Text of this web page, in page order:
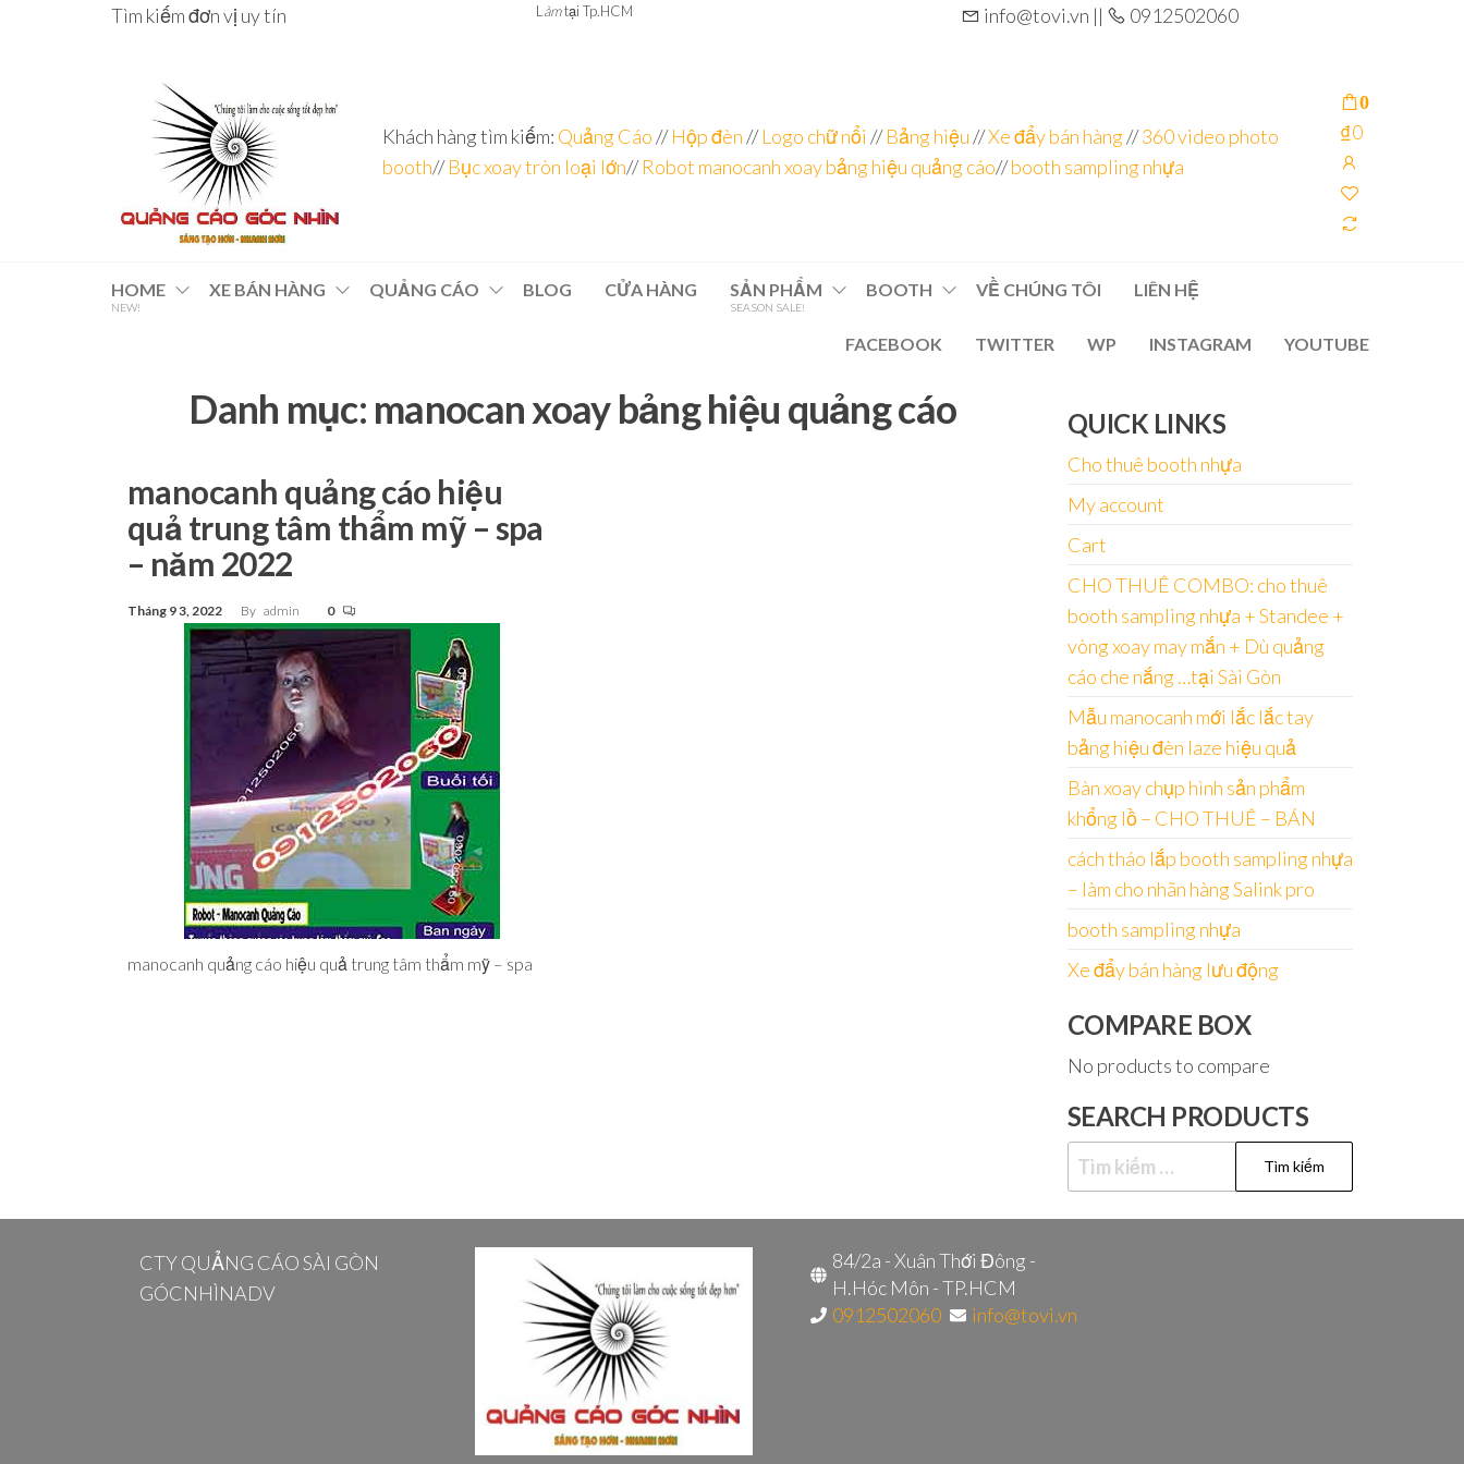
Tìm kiếm đơn vị uy tín L àmtại Tp.HCM info@tovi.vn || 0912502060
chuyên
sâu – 8
nghiệm
Agency –
nhà sản
bày… tại
Tp.Hồ
Chí Minh
Khách hàng tìm kiếm: Quảng Cáo//Hộp đèn//Logo chữ nổi //Bảng hiệu//Xe đẩy bán hàng//360 video photo
booth//Bục xoay tròn loại lớn//Robot manocanh xoay bảng hiệu quảng cáo//booth sampling nhựa
0
₫0
HOME
NEW!
XE BÁN HÀNG QUẢNG CÁO BLOG CỬA HÀNG SẢN PHẨM
SEASON SALE!
BOOTH VỀ CHÚNG TÔI LIÊN HỆ
FACEBOOK TWITTER WP INSTAGRAM YOUTUBE
Danh mục: manocan xoay bảng hiệu quảng cáo
manocanh quảng cáo hiệu
quả trung tâm thẩm mỹ – spa
– năm 2022
Tháng 9 3, 2022 By admin 0
manocanh quảng cáo hiệu quả trung tâm thẩm mỹ – spa
QUICK LINKS
Cho thuê booth nhựa
My account
Cart
CHO THUÊ COMBO: cho thuê
booth sampling nhựa + Standee +
vòng xoay may mắn + Dù quảng
cáo che nắng …tại Sài Gòn
Mẫu manocanh mới lắc lắc tay
bảng hiệu đèn laze hiệu quả
Bàn xoay chụp hình sản phẩm
khổng lồ – CHO THUÊ – BÁN
cách tháo lắp booth sampling nhựa
– làm cho nhãn hàng Salink pro
booth sampling nhựa
Xe đẩy bán hàng lưu động
COMPARE BOX
No products to compare
SEARCH PRODUCTS
Tìm
kiếm
cho:
CTY QUẢNG CÁO SÀI GÒN
GÓCNHÌNADV
84/2a - Xuân Thới Đông -
H.Hóc Môn - TP.HCM
0912502060
info@tovi.vn